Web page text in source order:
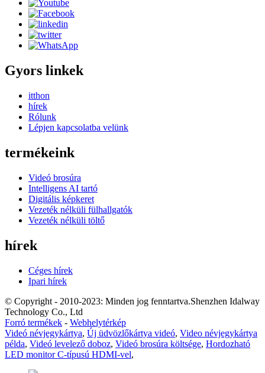
Gyors linkek
itthon
hírek
Rólunk
Lépjen kapcsolatba velünk
termékeink
Videó brosúra
Intelligens AI tartó
Digitális képkeret
Vezeték nélküli fülhallgatók
Vezeték nélküli töltő
hírek
Céges hírek
Ipari hírek
© Copyright - 2010-2023: Minden jog fenntartva.Shenzhen Idalway
Technology Co., Ltd
Forró termékek - Webhelytérkép
Videó névjegykártya, Új üdvözlőkártya videó, Video névjegykártya
példa, Videó levelező doboz, Videó brosúra költsége, Hordozható
LED monitor C-típusú HDMI-vel,